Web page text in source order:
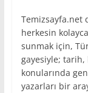
Temizsayfa.net
herkesin
sunmak için,
gayesiyle;
konularında
yazarları bir